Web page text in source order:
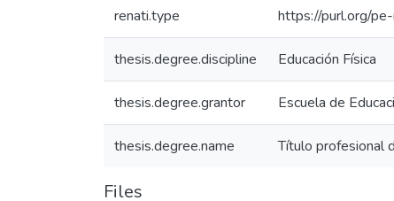
renati.type https://purl.org/
thesis.degree.discipline Educación Física
thesis.degree.grantor Escuela de
thesis.degree.name Título profesional
Files